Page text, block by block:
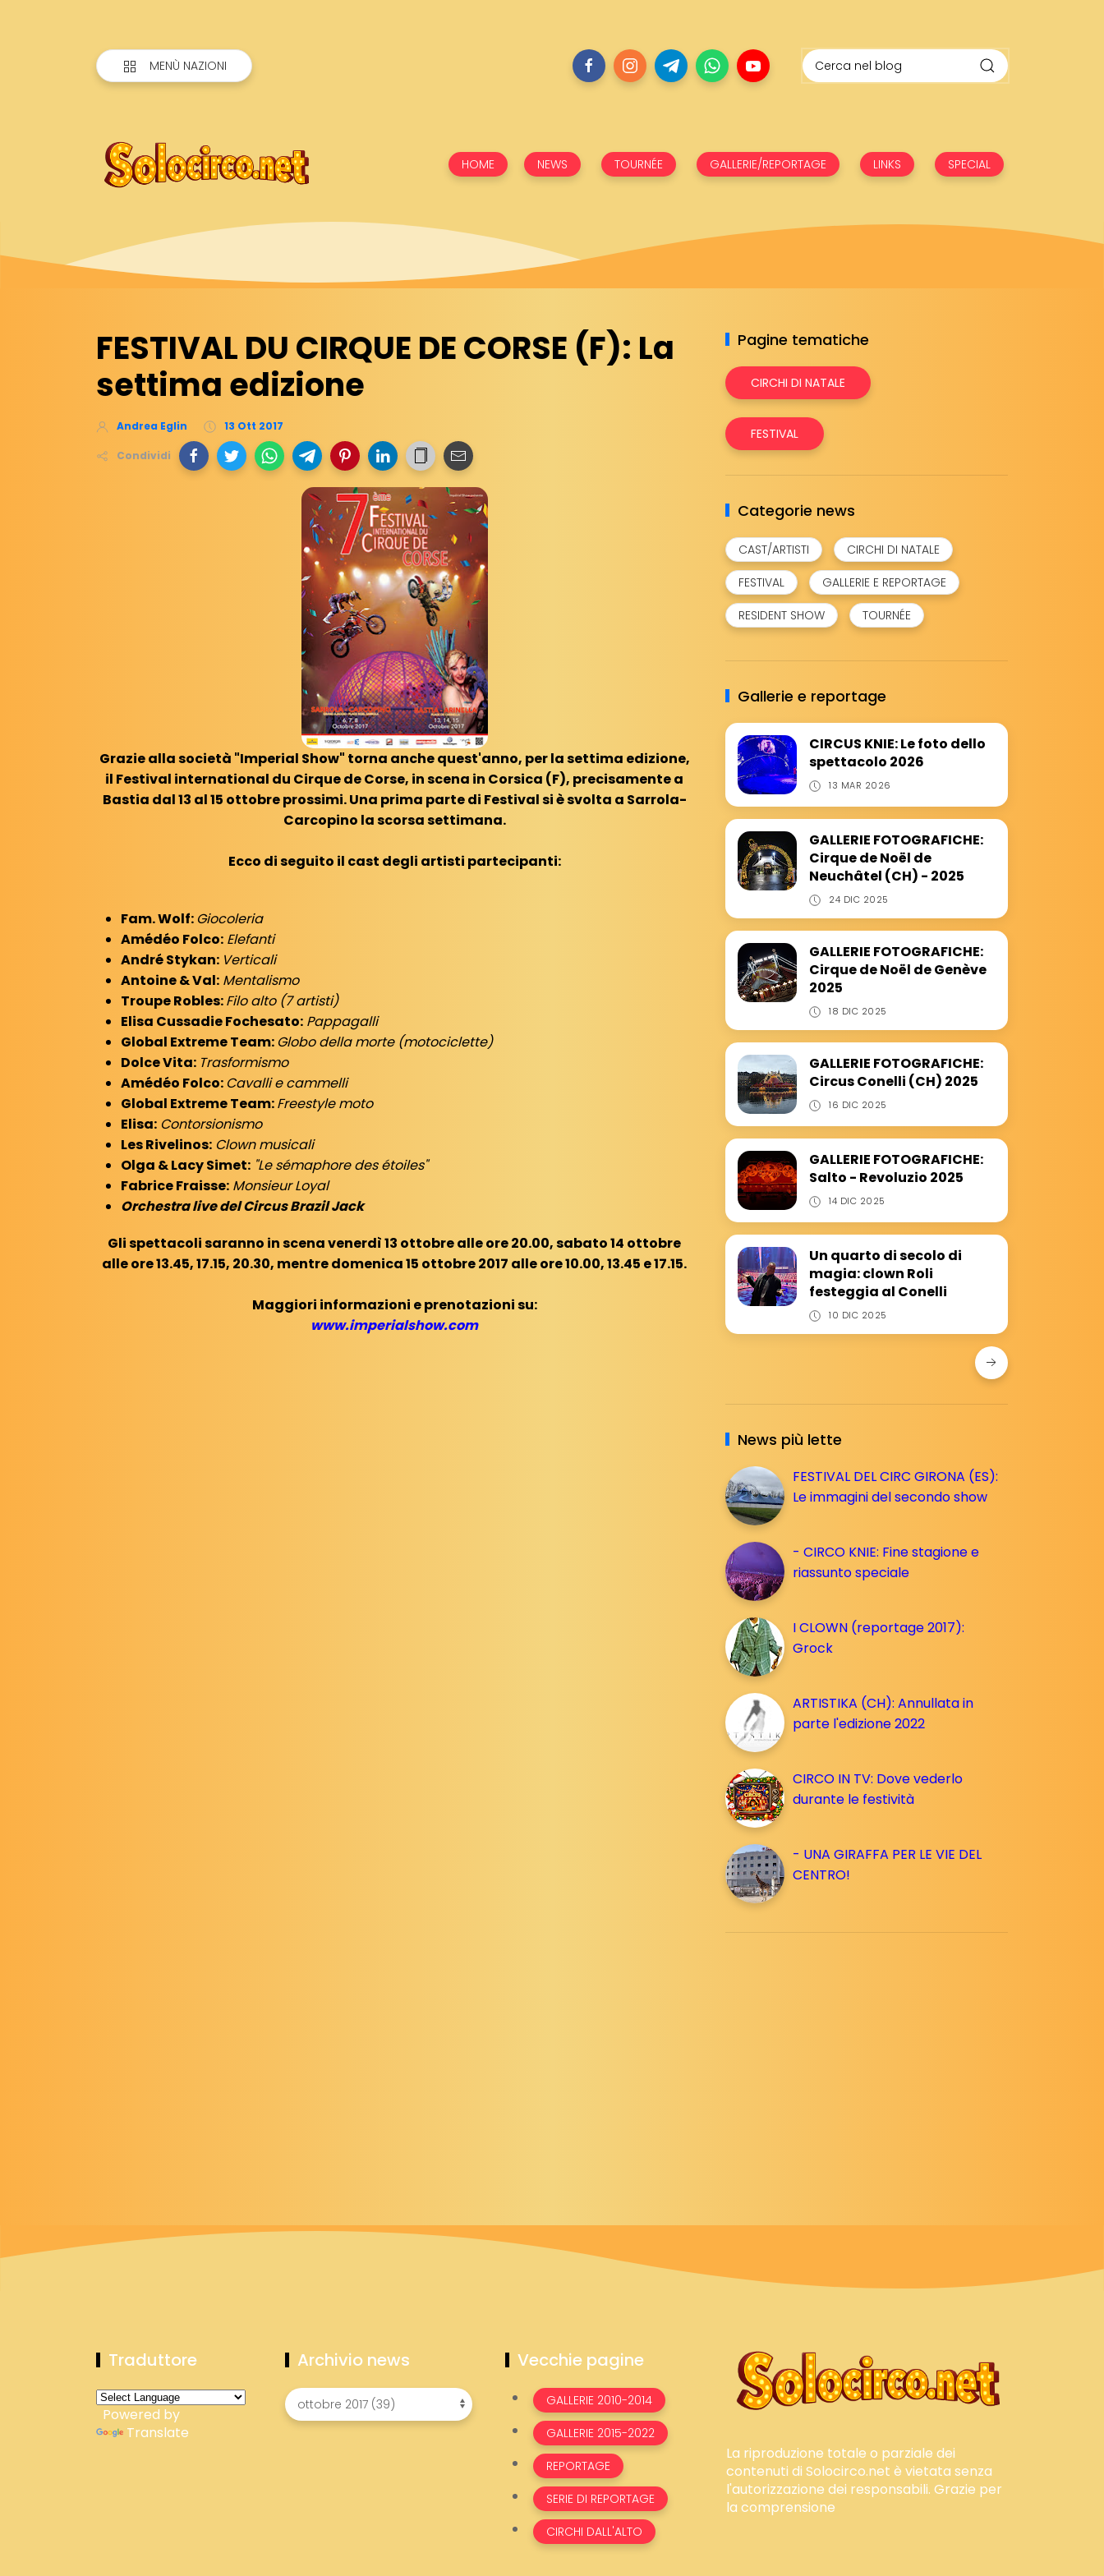
MENÙ NAZIONI
HOME NEWS TOURNÉE GALLERIE/REPORTAGE LINKS SPECIAL
FESTIVAL DU CIRQUE DE CORSE (F): La
settima edizione
Andrea Eglin 13 Ott 2017
Condividi
Grazie alla società "Imperial Show" torna anche quest'anno, per la settima edizione,
il Festival international du Cirque de Corse, in scena in Corsica (F), precisamente a
Bastia dal 13 al 15 ottobre prossimi. Una prima parte di Festival si è svolta a Sarrola-
Carcopino la scorsa settimana.
Ecco di seguito il cast degli artisti partecipanti:
Fam. Wolf: Giocoleria
Amédéo Folco: Elefanti
André Stykan: Verticali
Antoine & Val: Mentalismo
Troupe Robles:Filo alto (7 artisti)
Elisa Cussadie Fochesato: Pappagalli
Global Extreme Team: Globo della morte (motociclette)
Dolce Vita: Trasformismo
Amédéo Folco: Cavalli e cammelli
Global Extreme Team:Freestyle moto
Elisa: Contorsionismo
Les Rivelinos: Clown musicali
Olga & Lacy Simet: "Le sémaphore des étoiles"
Fabrice Fraisse: Monsieur Loyal
Orchestra live del Circus Brazil Jack
Gli spettacoli saranno in scena venerdì 13 ottobre alle ore 20.00, sabato 14 ottobre
alle ore 13.45, 17.15, 20.30, mentre domenica 15 ottobre 2017 alle ore 10.00, 13.45 e 17.15.
Maggiori informazioni e prenotazioni su:
www.imperialshow.com
Pagine tematiche
CIRCHI DI NATALE
FESTIVAL
Categorie news
CAST/ARTISTI
CIRCHI DI NATALE
FESTIVAL
GALLERIE E REPORTAGE
RESIDENT SHOW
TOURNÉE
Gallerie e reportage
CIRCUS KNIE: Le foto dello
spettacolo 2026
13 MAR 2026
GALLERIE FOTOGRAFICHE:
Cirque de Noël de
Neuchâtel (CH) - 2025
24 DIC 2025
GALLERIE FOTOGRAFICHE:
Cirque de Noël de Genève
2025
18 DIC 2025
GALLERIE FOTOGRAFICHE:
Circus Conelli (CH) 2025
16 DIC 2025
GALLERIE FOTOGRAFICHE:
Salto - Revoluzio 2025
14 DIC 2025
Un quarto di secolo di
magia: clown Roli
festeggia al Conelli
10 DIC 2025
News più lette
FESTIVAL DEL CIRC GIRONA (ES):
Le immagini del secondo show
- CIRCO KNIE: Fine stagione e
riassunto speciale
I CLOWN (reportage 2017):
Grock
ARTISTIKA (CH): Annullata in
parte l'edizione 2022
CIRCO IN TV: Dove vederlo
durante le festività
- UNA GIRAFFA PER LE VIE DEL
CENTRO!
Traduttore
Powered by
Translate
Archivio news Vecchie pagine
GALLERIE 2010-2014
GALLERIE 2015-2022
REPORTAGE
SERIE DI REPORTAGE
CIRCHI DALL'ALTO
La riproduzione totale o parziale dei
contenuti di Solocirco.net è vietata senza
l'autorizzazione dei responsabili. Grazie per
la comprensione